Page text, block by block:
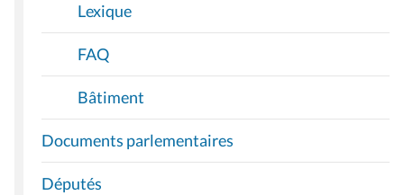
Lexique
FAQ
Bâtiment
Documents parlementaires
Députés